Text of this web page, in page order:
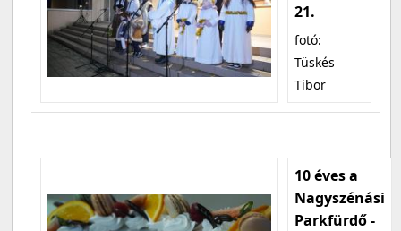
21.
fotó:
Tüskés
Tibor
10 éves a
Nagyszénási
Parkfürdő -